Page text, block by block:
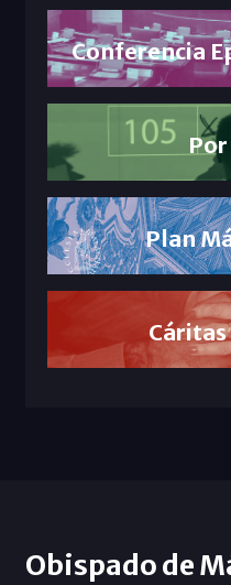
Conferencia
Plan
Cáritas
Obispado de